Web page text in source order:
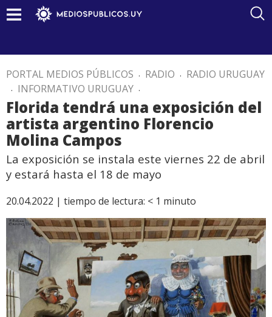
PORTAL MEDIOS PÚBLICOS . RADIO . RADIO URUGUAY
. INFORMATIVO URUGUAY .
Florida tendrá una exposición del
artista argentino Florencio
Molina Campos
La exposición se instala este viernes 22 de abril
y estará hasta el 18 de mayo
20.04.2022 | tiempo de lectura: < 1 minuto